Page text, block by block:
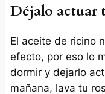
Déjalo actuar
El aceite de ricino
efecto, por eso lo
dormir y dejarlo
mañana, lava tu